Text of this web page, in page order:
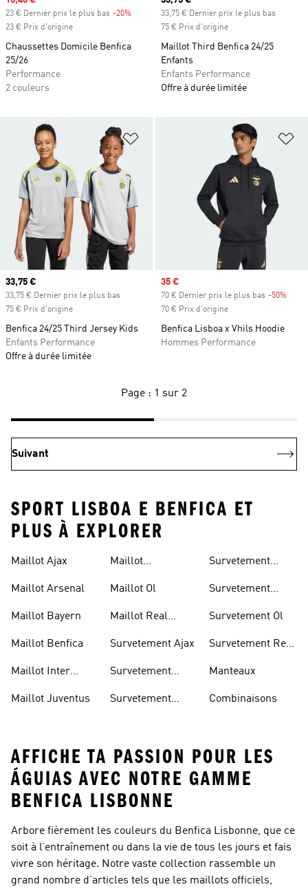
23 € Dernier prix le plus bas -20%
23 € Prix d'origine
Chaussettes Domicile Benfica
25/26
Performance
2 couleurs
33,75 € Dernier prix le plus bas
75 € Prix d'origine
Maillot Third Benfica 24/25
Enfants
Enfants Performance
Offre à durée limitée
Ajouter à la Liste de produits
Prix actuel
33,75 €
33,75 € Dernier prix le plus bas
75 € Prix d'origine
Benfica 24/25 Third Jersey Kids
Enfants Performance
Offre à durée limitée
Prix soldé
35 €
70 € Dernier prix le plus bas -50%
70 € Prix d'origine
Benfica Lisboa x Vhils Hoodie
Hommes Performance
Page : 1 sur 2
Suivant
SPORT LISBOA E BENFICA ET
PLUS À EXPLORER
Maillot Ajax
Maillot Arsenal
Maillot Bayern
Maillot Benfica
Maillot Inter
Maillot Juventus
Maillot
United
Maillot Ol
Maillot Real
Survetement Ajax
Survetement
Survetement
Survetement
Survetement
United
Survetement Ol
Survetement Real
Manteaux
Combinaisons
AFFICHE TA PASSION POUR LES
ÁGUIAS AVEC NOTRE GAMME
BENFICA LISBONNE
Arbore fièrement les couleurs du Benfica Lisbonne, que ce
soit à l’entraînement ou dans la vie de tous les jours et fais
vivre son héritage. Notre vaste collection rassemble un
grand nombre d’articles tels que les maillots officiels,